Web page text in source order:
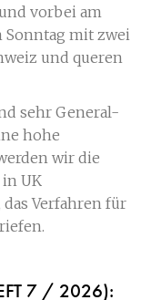
vorbei am
mit zwei
und queren
sehr General-
hohe
wir die
UK
Verfahren für
7 / 2026):